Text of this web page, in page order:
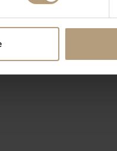
disse data med